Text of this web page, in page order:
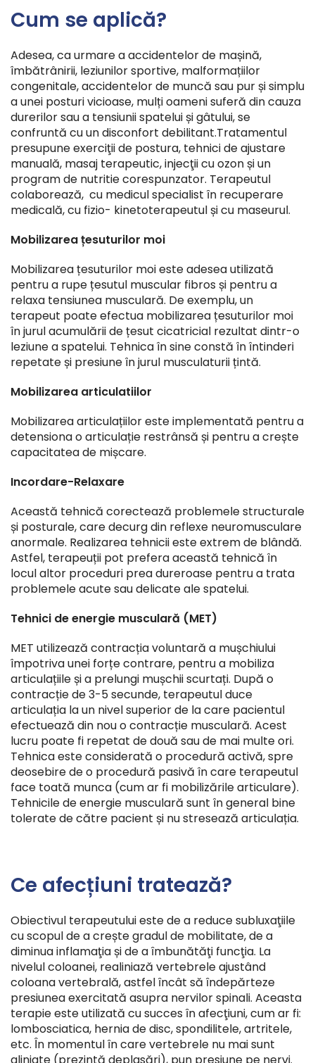
Cum se aplică?
Adesea, ca urmare a accidentelor de mașină,
îmbătrânirii, leziunilor sportive, malformațiilor
congenitale, accidentelor de muncă sau pur și simplu
a unei posturi vicioase, mulți oameni suferă din cauza
durerilor sau a tensiunii spatelui și gâtului, se
confruntă cu un disconfort debilitant.Tratamentul
presupune exerciţii de postura, tehnici de ajustare
manuală, masaj terapeutic, injecţii cu ozon și un
program de nutritie corespunzator. Terapeutul
colaborează, cu medicul specialist ȋn recuperare
medicală, cu fizio- kinetoterapeutul și cu maseurul.
Mobilizarea țesuturilor moi
Mobilizarea țesuturilor moi este adesea utilizată
pentru a rupe țesutul muscular fibros și pentru a
relaxa tensiunea musculară. De exemplu, un
terapeut poate efectua mobilizarea țesuturilor moi
în jurul acumulării de țesut cicatricial rezultat dintr-o
leziune a spatelui. Tehnica în sine constă în întinderi
repetate și presiune în jurul musculaturii țintă.
Mobilizarea articulatiilor
Mobilizarea articulațiilor este implementată pentru a
detensiona o articulație restrânsă și pentru a crește
capacitatea de mișcare.
Incordare-Relaxare
Această tehnică corectează problemele structurale
și posturale, care decurg din reflexe neuromusculare
anormale. Realizarea tehnicii este extrem de blândă.
Astfel, terapeuții pot prefera această tehnică în
locul altor proceduri prea dureroase pentru a trata
problemele acute sau delicate ale spatelui.
Tehnici de energie musculară (MET)
MET utilizează contracția voluntară a mușchiului
împotriva unei forțe contrare, pentru a mobiliza
articulațiile și a prelungi mușchii scurtați. După o
contracție de 3-5 secunde, terapeutul duce
articulația la un nivel superior de la care pacientul
efectuează din nou o contracție musculară. Acest
lucru poate fi repetat de două sau de mai multe ori.
Tehnica este considerată o procedură activă, spre
deosebire de o procedură pasivă în care terapeutul
face toată munca (cum ar fi mobilizările articulare).
Tehnicile de energie musculară sunt în general bine
tolerate de către pacient și nu stresează articulația.
Ce afecțiuni tratează?
Obiectivul terapeutului este de a reduce subluxaţiile
cu scopul de a crește gradul de mobilitate, de a
diminua inflamaţia și de a ȋmbunătăţi funcţia. La
nivelul coloanei, realiniază vertebrele ajustând
coloana vertebrală, astfel ȋncât să ȋndepărteze
presiunea exercitată asupra nervilor spinali. Aceasta
terapie este utilizată cu succes ȋn afecţiuni, cum ar fi:
lombosciatica, hernia de disc, spondilitele, artritele,
etc. Ȋn momentul ȋn care vertebrele nu mai sunt